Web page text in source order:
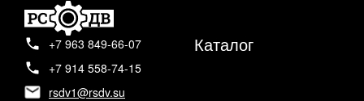
+7 963 849-66-07
+7 914 558-74-15
rsdv1@rsdv.su
Каталог